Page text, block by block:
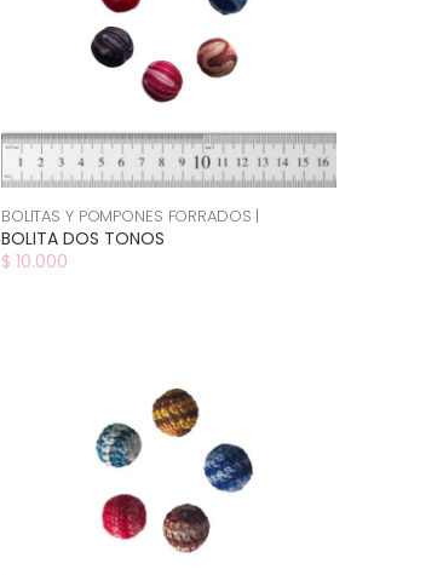
BOLITAS Y POMPONES FORRADOS |
BOLITA DOS TONOS
$ 10.000